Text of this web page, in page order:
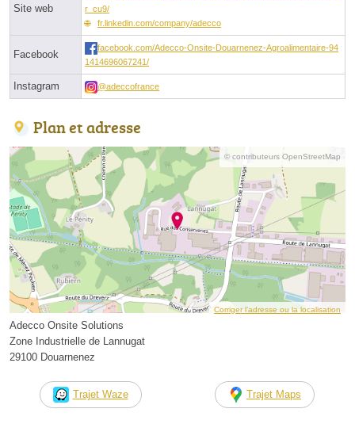
Site web
r_cu9/
fr.linkedin.com/company/adecco
Facebook
facebook.com/Adecco-Onsite-Douarnenez-Agroalimentaire-94
1414696067241/
Instagram @adeccofrance
Plan et adresse
© contributeurs OpenStreetMap
Corriger l’adresse ou la localisation
Adecco Onsite Solutions
Zone Industrielle de Lannugat
29100 Douarnenez
Trajet Waze Trajet Maps